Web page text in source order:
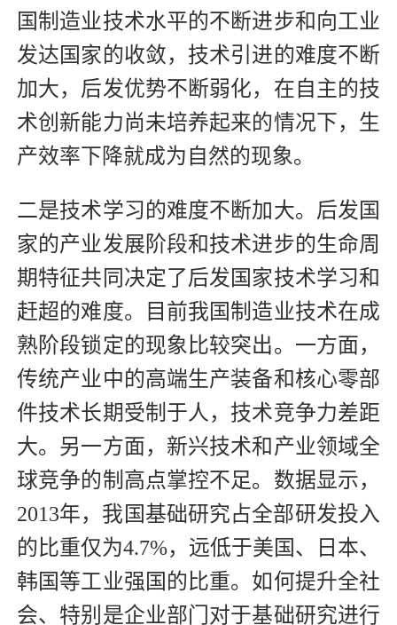
国制造业技术水平的不断进步和向工业
发达国家的收敛，技术引进的难度不断
加大，后发优势不断弱化，在自主的技
术创新能力尚未培养起来的情况下，生
产效率下降就成为自然的现象。
二是技术学习的难度不断加大。 后发国
家的产业发展阶段和技术进步的生命周
期特征共同决定了后发国家技术学习和
赶超的难度。目前我国制造业技术在成
熟阶段锁定的现象比较突出。一方面，
传统产业中的高端生产装备和核心零部
件技术长期受制于人，技术竞争力差距
大。另一方面，新兴技术和产业领域全
球竞争的制高点掌控不足。数据显示，
2013年，我国基础研究占全部研发投入
的比重仅为4.7%，远低于美国、日本、
韩国等工业强国的比重。如何提升全社
会、特别是企业部门对于基础研究进行